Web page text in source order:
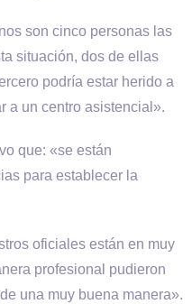
son cinco personas las
situación, dos de ellas
podría estar herido a
a un centro asistencial».
que: «se están
para establecer la
oficiales están en muy
profesional pudieron
una muy buena manera».